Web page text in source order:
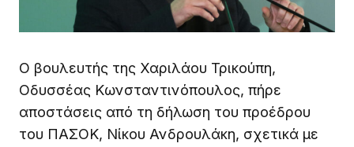
Ο βουλευτής της Χαριλάου Τρικούπη,
Οδυσσέας Κωνσταντινόπουλος, πήρε
αποστάσεις από τη δήλωση του προέδρου
του ΠΑΣΟΚ, Νίκου Ανδρουλάκη, σχετικά με